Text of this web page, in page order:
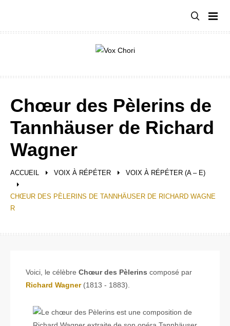
contenu
ACCUEIL VOIX À RÉPÉTER VOIX À RÉPÉTER (A – E)
CHŒUR DES PÈLERINS DE TANNHÄUSER DE RICHARD WAGNE
R
Chœur des Pèlerins de
Tannhäuser de Richard
Wagner
Voici, le célèbre Chœur des Pèlerins composé par
Richard Wagner(1813 - 1883).